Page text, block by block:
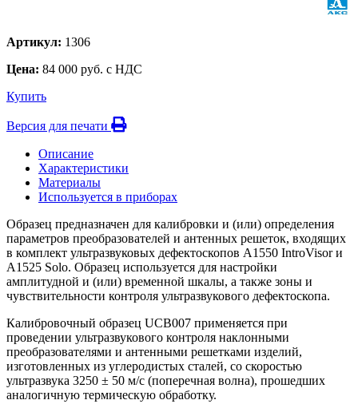
Артикул: 1306
Цена: 84 000 руб. с НДС
Купить
Версия для печати
Описание
Характеристики
Материалы
Используется в приборах
Образец предназначен для калибровки и (или) определения
параметров преобразователей и антенных решеток, входящих
в комплект ультразвуковых дефектоскопов А1550 IntroVisor и
А1525 Solo. Образец используется для настройки
амплитудной и (или) временной шкалы, а также зоны и
чувствительности контроля ультразвукового дефектоскопа.
Калибровочный образец UCB007 применяется при
проведении ультразвукового контроля наклонными
преобразователями и антенными решетками изделий,
изготовленных из углеродистых сталей, со скоростью
ультразвука 3250 ± 50 м/с (поперечная волна), прошедших
аналогичную термическую обработку.